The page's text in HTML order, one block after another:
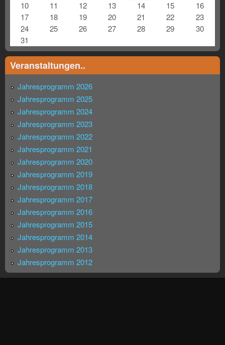
10
11 12 13 14 15
16
17
18 19 20 21 22
23
24
25 26 27 28 29
30
31
Veranstaltungen..
Jahresprogramm 2026
Jahresprogramm 2025
Jahresprogramm 2024
Jahresprogramm 2023
Jahresprogramm 2022
Jahresprogramm 2021
Jahresprogramm 2020
Jahresprogramm 2019
Jahresprogramm 2018
Jahresprogramm 2017
Jahresprogramm 2016
Jahresprogramm 2015
Jahresprogramm 2014
Jahresprogramm 2013
Jahresprogramm 2012